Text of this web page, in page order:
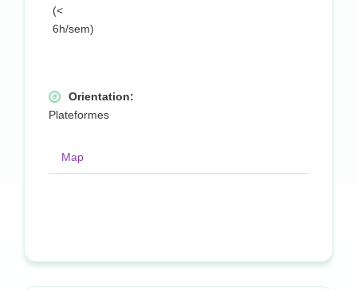
(<
6h/sem)
Orientation:
Plateformes
Map